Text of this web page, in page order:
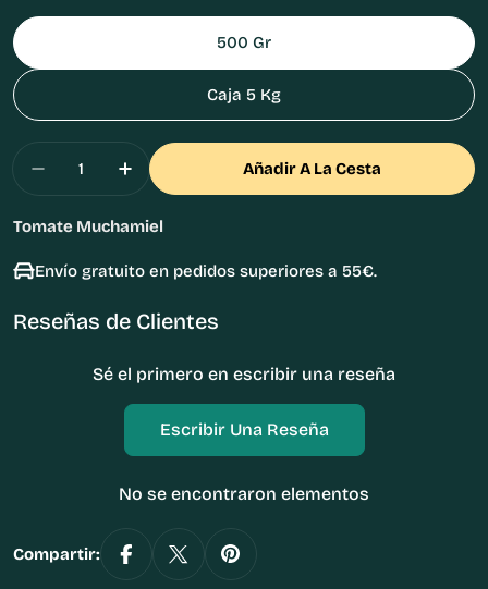
500 Gr
Caja 5 Kg
Disminuir Cantidad Para Tomate Muchamiel
Aumentar Cantidad Para Tomate
Añadir A La Cesta
Tomate Muchamiel
Envío gratuito en pedidos superiores a 55€.
Reseñas de Clientes
Sé el primero en escribir una reseña
Escribir Una Reseña
No se encontraron elementos
Compartir: